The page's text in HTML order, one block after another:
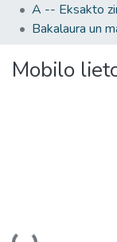
Mobilo